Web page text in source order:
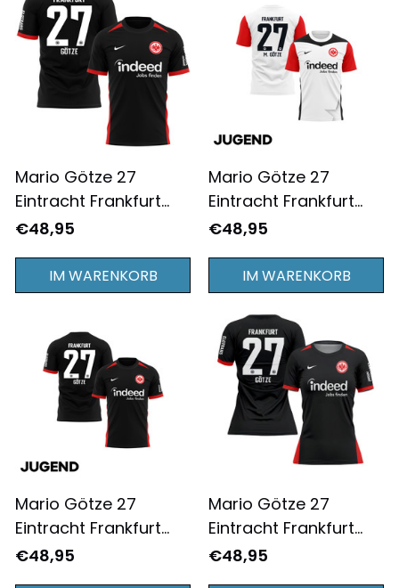
Mario Götze 27
Eintracht Frankfurt
2024/25
Herren - Komplett
Bedruckt - Schwarz
€48,95
IM WARENKORB
Mario Götze 27
Eintracht Frankfurt
2024/25 Heimtrikot
Bedruckt - Weiß
€48,95
IM WARENKORB
Mario Götze 27
Eintracht Frankfurt
2024/25
€48,95
Mario Götze 27
Eintracht Frankfurt
2024/25
€48,95